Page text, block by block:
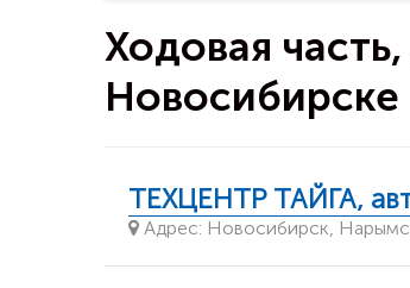
Ходовая
Новосибирске
ТЕХЦЕНТР ТАЙГА,
Адрес: Новосибирск,